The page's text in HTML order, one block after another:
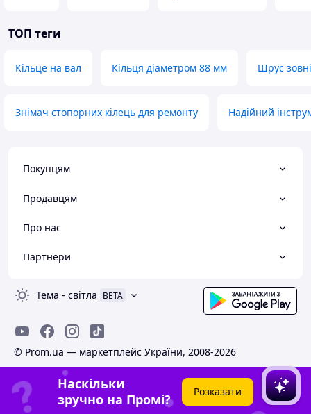
ТОП теги
Кільце на вал Кільця діаметром 88 мм Шрус
Знімач стопорних кілець для ремонту Надійний
Покупцям
Продавцям
Про нас
Партнери
Тема - світла BETA
© Prom.ua — маркетплейс України, 2008-2026
Наскільки
зручно на Промі?
Розказати